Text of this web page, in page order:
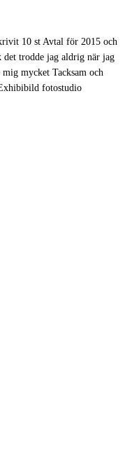
10 st Avtal för 2015 och
det trodde jag aldrig när jag
mycket Tacksam och
fotostudio